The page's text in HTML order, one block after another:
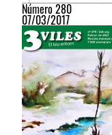
Número 280
07/03/2017